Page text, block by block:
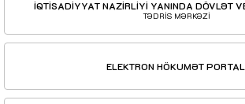
İQTİSADİYYAT NAZİRLİYİ YANINDA DÖVLƏT
TƏDRİS MƏRKƏZİ
ELEKTRON HÖKUMƏT